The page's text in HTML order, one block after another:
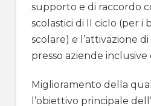
supporto e di raccordo
scolastici di II ciclo (per i
scolare) e l’attivazione
presso aziende
Miglioramento della
l’obiettivo principale